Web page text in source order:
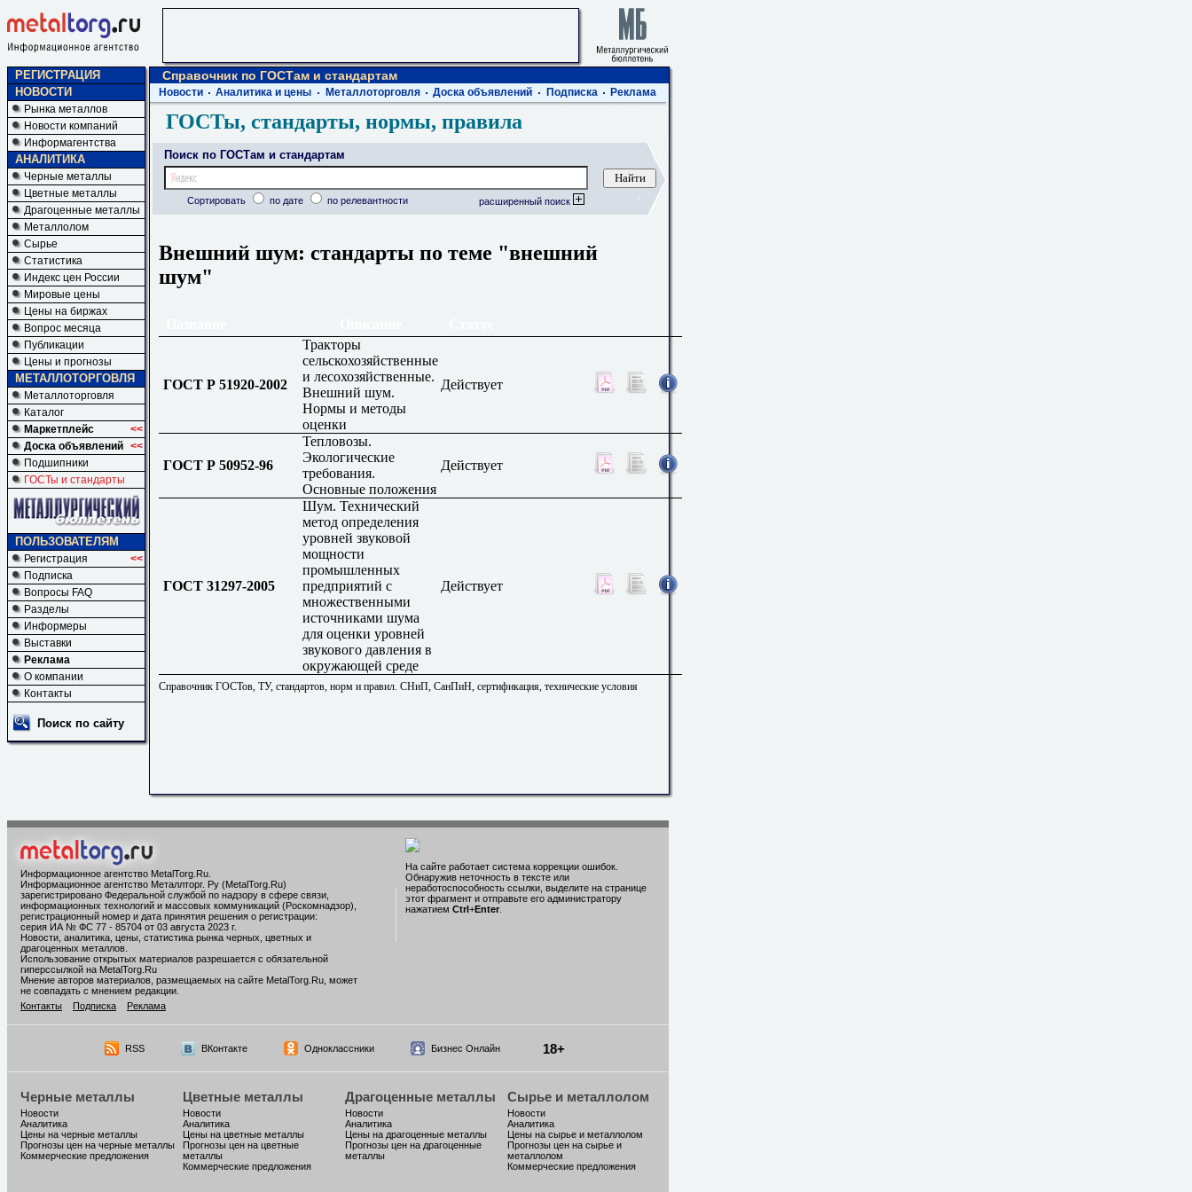
РЕГИСТРАЦИЯ
НОВОСТИ
Рынка металлов
Новости компаний
Информагентства
АНАЛИТИКА
Черные металлы
Цветные металлы
Драгоценные металлы
Металлолом
Сырье
Статистика
Индекс цен России
Мировые цены
Цены на биржах
Вопрос месяца
Публикации
Цены и прогнозы
МЕТАЛЛОТОРГОВЛЯ
Металлоторговля
Каталог
Маркетплейс
<<
Доска объявлений <<
Подшипники
ГОСТы и стандарты
ПОЛЬЗОВАТЕЛЯМ
Регистрация
<<
Подписка
Вопросы FAQ
Разделы
Информеры
Выставки
Реклама
О компании
Контакты
Поиск по сайту
Справочник по ГОСТам и стандартам
Новости Аналитика и цены Металлоторговля Доска объявлений Подписка Реклама
ГОСТы, стандарты, нормы, правила
Поиск по ГОСТам и стандартам
Сортировать по дате по релевантности расширенный поиск
Внешний шум: стандарты по теме "внешний
шум"
ГОСТ Р 51920-2002
Тракторы
сельскохозяйственные
и лесохозяйственные.
Внешний шум.
Нормы и методы
оценки
Действует
ГОСТ Р 50952-96
Тепловозы.
Экологические
требования.
Основные положения
Действует
ГОСТ 31297-2005
Шум. Технический
метод определения
уровней звуковой
мощности
промышленных
предприятий с
множественными
источниками шума
для оценки уровней
звукового давления в
окружающей среде
Действует
Справочник ГОСТов, ТУ, стандартов, норм и правил. СНиП, СанПиН, сертификация, технические условия
Информационное агентство MetalTorg.Ru
Информационное агентство Металлторг. Ру (MetalTorg.Ru)
зарегистрировано Федеральной службой по надзору в сфере связи,
информационных технологий и массовых коммуникаций (Роскомнадзор),
регистрационный номер и дата принятия решения о регистрации:
серия ИА № ФС 77 - 85704 от 03 августа 2023 г.
Новости, аналитика, цены, статистика рынка черных, цветных и
драгоценных металлов.
Использование открытых материалов разрешается с обязательной
гиперссылкой на MetalTorg.Ru
Мнение авторов материалов, размещаемых на сайте MetalTorg.Ru, может
не совпадать с мнением редакции.
Контакты
Подписка Реклама
На сайте работает система коррекции ошибок.
Обнаружив неточность в тексте или
неработоспособность ссылки, выделите на странице
этот фрагмент и отправьте его администратору
нажатием Ctrl+Enter
RSS ВКонтакте Одноклассники Бизнес Онлайн 18+
Черные металлы
Новости
Аналитика
Цены на черные металлы
Прогнозы цен на черные металлы
Коммерческие предложения
Цветные металлы
Новости
Аналитика
Цены на цветные металлы
Прогнозы цен на цветные
металлы
Коммерческие предложения
Драгоценные металлы
Новости
Аналитика
Цены на драгоценные металлы
Прогнозы цен на драгоценные
металлы
Сырье и металлолом
Новости
Аналитика
Цены на сырье и металлолом
Прогнозы цен на сырье и
металлолом
Коммерческие предложения